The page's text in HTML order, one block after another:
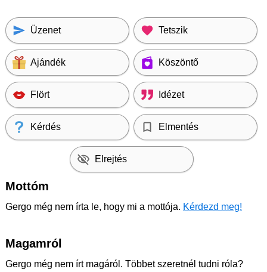
Üzenet Tetszik
Ajándék Köszöntő
Flört Idézet
Kérdés Elmentés
Elrejtés
Mottóm
Gergo még nem írta le, hogy mi a mottója. Kérdezd meg!
Magamról
Gergo még nem írt magáról. Többet szeretnél tudni róla?